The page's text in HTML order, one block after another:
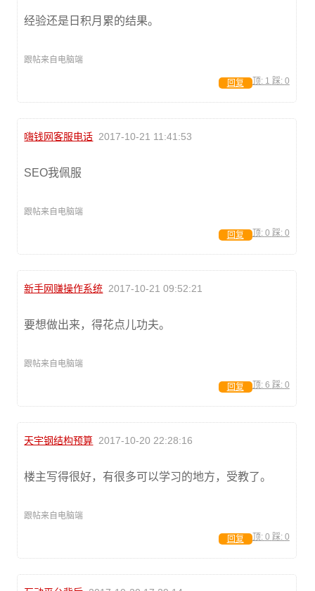
经验还是日积月累的结果。
跟帖来自电脑端
顶: 1 踩: 0
回复
嗨钱网客服电话 2017-10-21 11:41:53
SEO我佩服
跟帖来自电脑端
顶: 0 踩: 0
回复
新手网赚操作系统 2017-10-21 09:52:21
要想做出来，得花点儿功夫。
跟帖来自电脑端
顶: 6 踩: 0
回复
天宇钢结构预算 2017-10-20 22:28:16
楼主写得很好，有很多可以学习的地方，受教了。
跟帖来自电脑端
顶: 0 踩: 0
回复